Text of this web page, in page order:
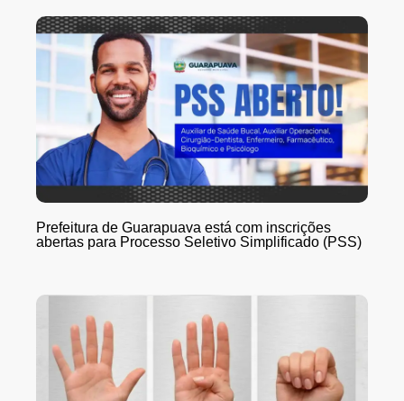
Prefeitura de Guarapuava está com inscrições
abertas para Processo Seletivo Simplificado (PSS)